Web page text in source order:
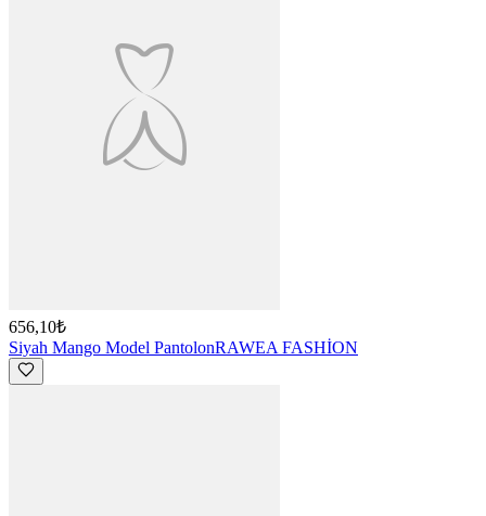
656,10₺
Siyah Mango Model PantolonRAWEA FASHİON